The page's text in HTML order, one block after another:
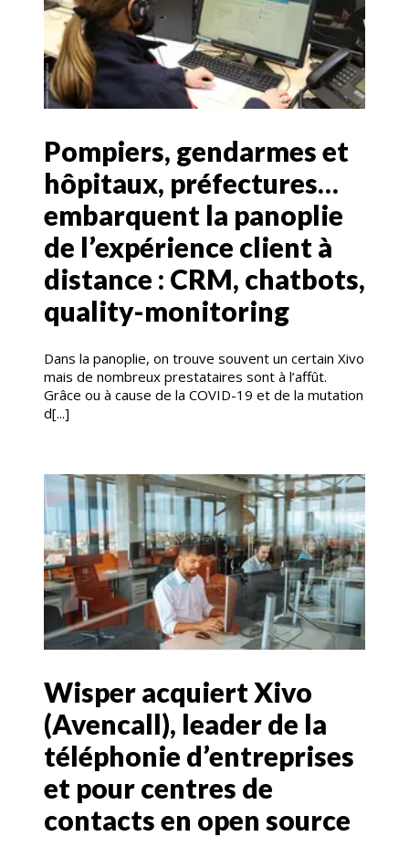
Pompiers, gendarmes et
hôpitaux, préfectures…
embarquent la panoplie
de l’expérience client à
distance : CRM, chatbots,
quality-monitoring
Dans la panoplie, on trouve souvent un certain Xivo
mais de nombreux prestataires sont à l’affût.
Grâce ou à cause de la COVID-19 et de la mutation
d[...]
Wisper acquiert Xivo
(Avencall), leader de la
téléphonie d’entreprises
et pour centres de
contacts en open source